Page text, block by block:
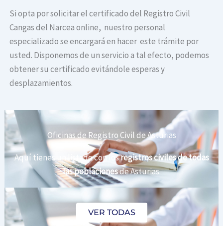
Si opta por solicitar el certificado del Registro Civil
Cangas del Narcea​ online, nuestro personal
especializado se encargará en hacer este trámite por
usted. Disponemos de un servicio a tal efecto, podemos
obtener su certificado evitándole esperas y
desplazamientos.
Oficinas de Registro Civil de Asturias
Aquí tienes un listado con losregistros civiles de todas
las poblacionesde Asturias.
VER TODAS